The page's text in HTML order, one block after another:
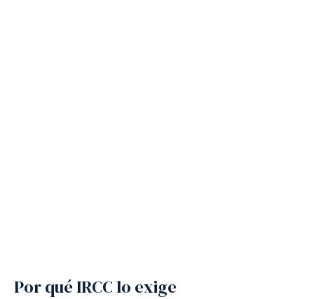
Por qué IRCC lo exige